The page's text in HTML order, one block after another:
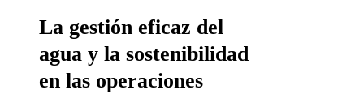
La gestión eficaz del
agua y la sostenibilidad
en las operaciones